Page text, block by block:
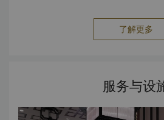
了解更多
服务与设